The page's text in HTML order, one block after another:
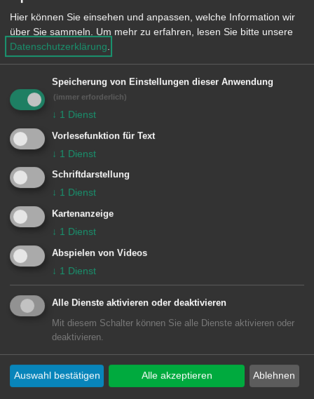
Sängerhalle (Karlsplatz 2,
Wasseralfingen). Nach der Begrüßung
durch Ortsvorsteher Josef A. Fuchs
und einem Grußwort von
Oberbürgermeister Frederick Brütting
hält Stadtarchivar Dr. Georg Feuerbach
einen Festvortrag zum Thema
„Der (Zwangs-)Zusammenschluss von
Wasseralfingen (und Hofen) mit Aalen
1973 bis 1975“. Birgit Simon,
Vorsitzende des Bundes für
Heimatpflege, wird anschließend kurz
in die Ausstellung „Protest in
Wasseralfingen“ im Bürgerhaus
einführen, die nach einem
gemeinsamen Spaziergang dorthin an
diesem Abend erstmals zu sehen ist.
Musikalisch umrahmt wird die
Hier können Sie einsehen und anpassen, welche Information wir
über Sie sammeln.
Um mehr zu erfahren, lesen Sie bitte unsere
Datenschutzerklärung
Speicherung von Einstellungen dieser Anwendung
(immer erforderlich)
↓ 1 Dienst
Vorlesefunktion für Text
↓ 1 Dienst
Schriftdarstellung
↓ 1 Dienst
Kartenanzeige
↓ 1 Dienst
Abspielen von Videos
↓ 1 Dienst
Alle Dienste aktivieren oder deaktivieren
Mit diesem Schalter können Sie alle Dienste aktivieren oder
deaktivieren.
Ablehnen
Auswahl bestätigen Alle akzeptieren